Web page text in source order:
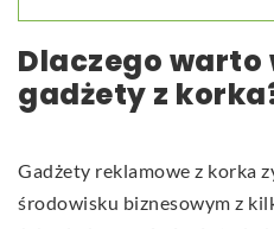
Dlaczego warto
gadżety z
Gadżety reklamowe z korka
środowisku biznesowym z